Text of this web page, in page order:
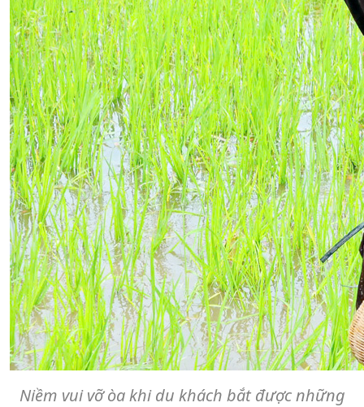
Niềm vui vỡ òa khi du khách bắt được những